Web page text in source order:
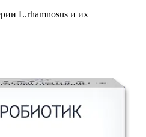
L.rhamnosus и их